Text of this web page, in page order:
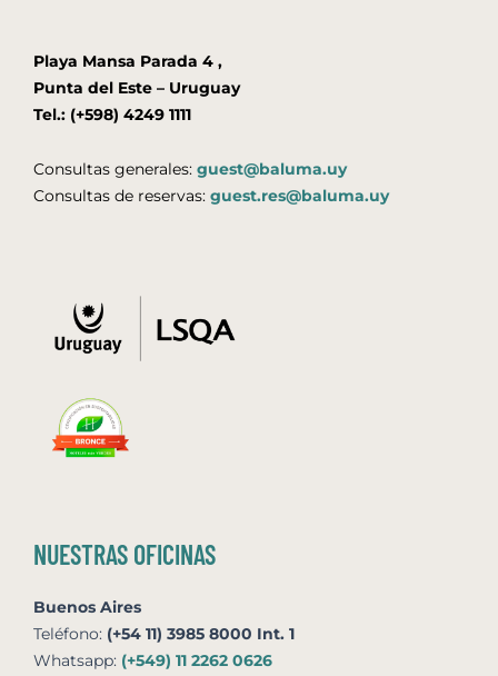
Playa Mansa Parada 4 ,
Punta del Este – Uruguay
Tel.: (+598) 4249 1111
Consultas generales: guest@baluma.uy
Consultas de reservas: guest.res@baluma.uy
NUESTRAS OFICINAS
Buenos Aires
Teléfono: (+54 11) 3985 8000 Int. 1
Whatsapp: (+549) 11 2262 0626